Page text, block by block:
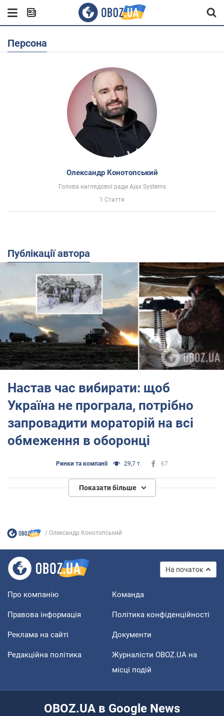
Персона
Олександр Конотопський
Голова наглядової ради Ajax Systems
1 Стаття
Публікації автора
Настав час вибирати: щоб
Україна не програла, потрібно
запровадити мораторій на всі
обмеження в оборонці
Ринки та компанії 29,7 т. 67
Показати більше
Олександр Конотопський
На початок
Про компанію Команда
Правова інформація Політика конфіденційності
Реклама на сайті Документи
Редакційна політика
Журналісти OBOZ.UA на
місці подій
OBOZ.UA в Google News